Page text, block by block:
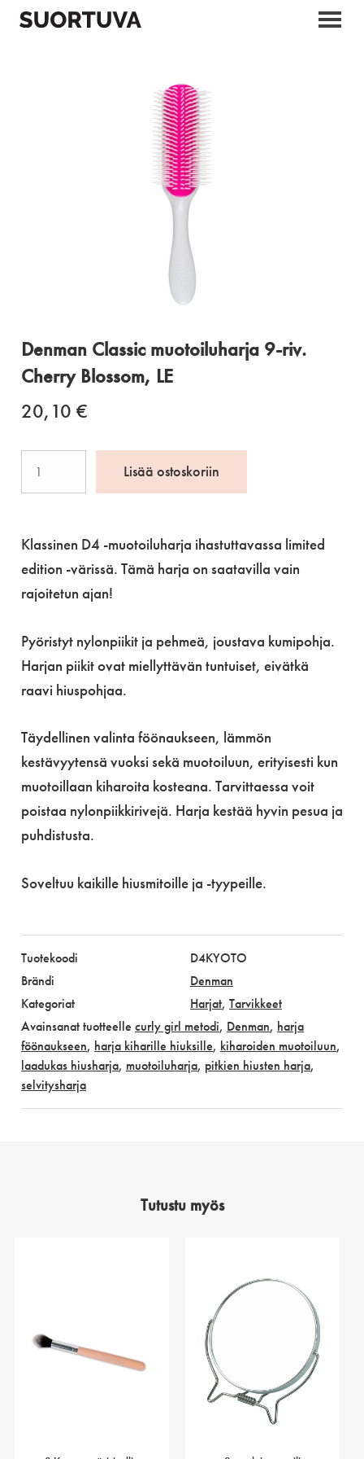
Denman Classic muotoiluharja 9-riv.
Cherry Blossom, LE
20,10 €
9-
riv.
Cherry
LE
määrä
Lisää ostoskoriin
Klassinen D4 -muotoiluharja ihastuttavassa limited
edition -värissä. Tämä harja on saatavilla vain
rajoitetun ajan!
Pyöristyt nylonpiikit ja pehmeä, joustava kumipohja.
Harjan piikit ovat miellyttävän tuntuiset, eivätkä
raavi hiuspohjaa.
Täydellinen valinta föönaukseen, lämmön
kestävyytensä vuoksi sekä muotoiluun, erityisesti kun
muotoillaan kiharoita kosteana. Tarvittaessa voit
poistaa nylonpiikkirivejä. Harja kestää hyvin pesua ja
puhdistusta.
Soveltuu kaikille hiusmitoille ja -tyypeille.
Tuotekoodi
D4KYOTO
Brändi
Denman
Kategoriat
Harjat, Tarvikkeet
Avainsanat tuotteelle curly girl metodi, Denman, harja
föönaukseen, harja kiharille hiuksille, kiharoiden muotoiluun,
laadukas hiusharja, muotoiluharja, pitkien hiusten harja,
selvitysharja
Tutustu myös